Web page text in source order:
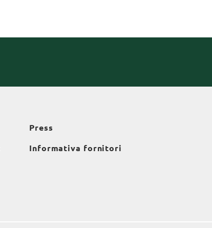
Press
Informativa fornitori